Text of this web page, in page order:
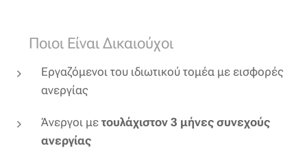
✅ Ποιοι Είναι Δικαιούχοι
Εργαζόμενοι του ιδιωτικού τομέα με εισφορές
ανεργίας
Άνεργοι με τουλάχιστον 3 μήνες συνεχούς
ανεργίας